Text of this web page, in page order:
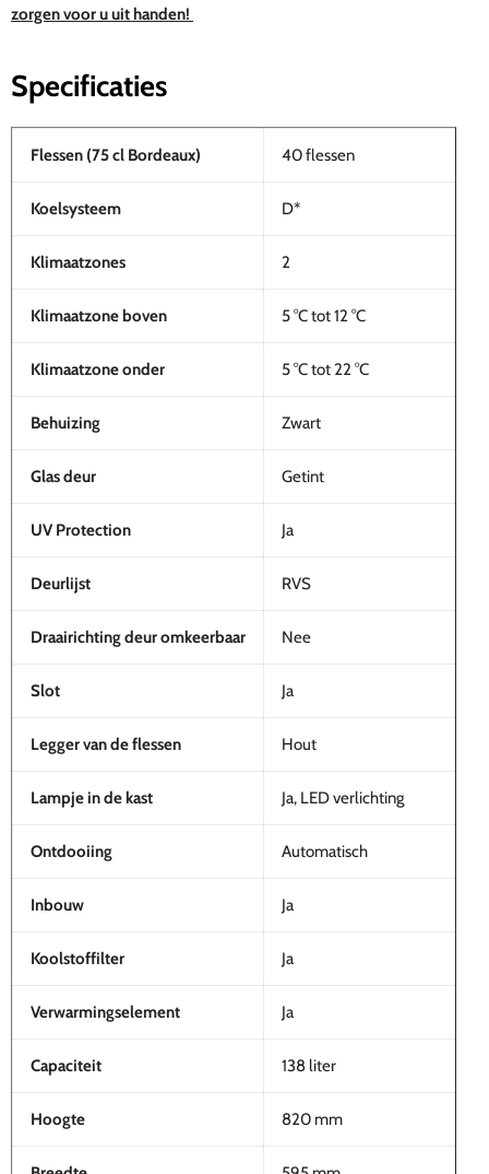
zorgen voor u uit handen!
Specificaties
Flessen (75 cl Bordeaux) 40 flessen
Koelsysteem D*
Klimaatzones 2
Klimaatzone boven 5 °C tot 12 °C
Klimaatzone onder 5 °C tot 22 °C
Behuizing Zwart
Glas deur Getint
UV Protection Ja
Deurlijst RVS
Draairichting deur omkeerbaar Nee
Slot Ja
Legger van de flessen Hout
Lampje in de kast Ja, LED verlichting
Ontdooiing Automatisch
Inbouw Ja
Koolstoffilter Ja
Verwarmingselement Ja
Capaciteit 138 liter
Hoogte 820 mm